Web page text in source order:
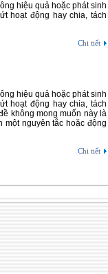
hiệu quả hoặc phát sinh
hoạt động hay chia, tách
Chi tiết
hiệu quả hoặc phát sinh
hoạt động hay chia, tách
không mong muốn này là
một nguyên tắc hoặc động
Chi tiết